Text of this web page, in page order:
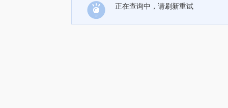
正在查询中，请刷新重试